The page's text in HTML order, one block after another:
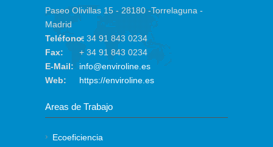
Paseo Olivillas 15 - 28180 -Torrelaguna -
Madrid
Teléfono:+ 34 91 843 0234
Fax:
+ 34 91 843 0234
E-Mail: info@enviroline.es
Web:
https://enviroline.es
Areas de Trabajo
Ecoeficiencia